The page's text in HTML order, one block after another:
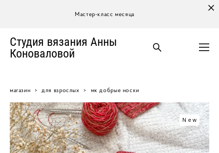
Мастер-класс месяца
Студия вязания Анны
Коноваловой
магазин > для взрослых > мк добрые носки
New